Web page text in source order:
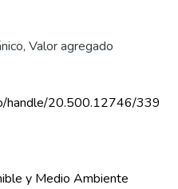
, Valor agregado
handle/20.500.12746/339
y Medio Ambiente